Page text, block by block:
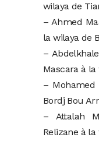
wilaya de
– Ahmed
la wilaya de
–
Mascara à
–
Bordj Bou
– Attalah
Relizane à